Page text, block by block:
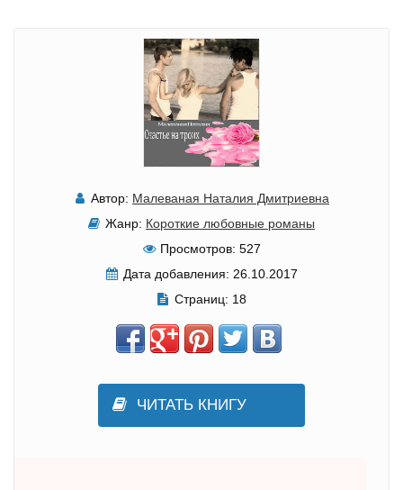
Автор: Малеваная Наталия Дмитриевна
Жанр: Короткие любовные романы
Просмотров: 527
Дата добавления: 26.10.2017
Страниц: 18
ЧИТАТЬ КНИГУ